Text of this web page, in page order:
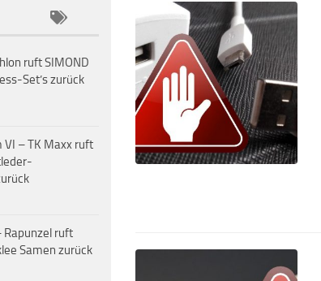
ruft SIMOND
Set’s zurück
VI – TK Maxx ruft
Rapunzel ruft
Samen zurück